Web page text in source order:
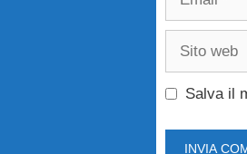
Sito
Salva il